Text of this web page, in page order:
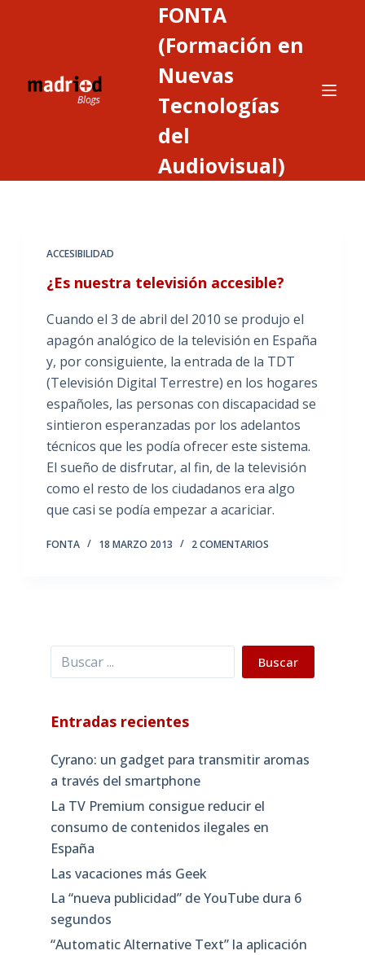
FONTA
(Formación en
Nuevas
Tecnologías
del
Audiovisual)
ACCESIBILIDAD
¿Es nuestra televisión accesible?
Cuando el 3 de abril del 2010 se produjo el
apagón analógico de la televisión en España
y, por consiguiente, la entrada de la TDT
(Televisión Digital Terrestre) en los hogares
españoles, las personas con discapacidad se
sintieron esperanzadas por los adelantos
técnicos que les podía ofrecer este sistema.
El sueño de disfrutar, al fin, de la televisión
como el resto de los ciudadanos era algo
que casi se podía empezar a acariciar.
FONTA 18 MARZO 2013 2 COMENTARIOS
Buscar Buscar
Entradas recientes
Cyrano: un gadget para transmitir aromas
a través del smartphone
La TV Premium consigue reducir el
consumo de contenidos ilegales en
España
Las vacaciones más Geek
La “nueva publicidad” de YouTube dura 6
segundos
“Automatic Alternative Text” la aplicación